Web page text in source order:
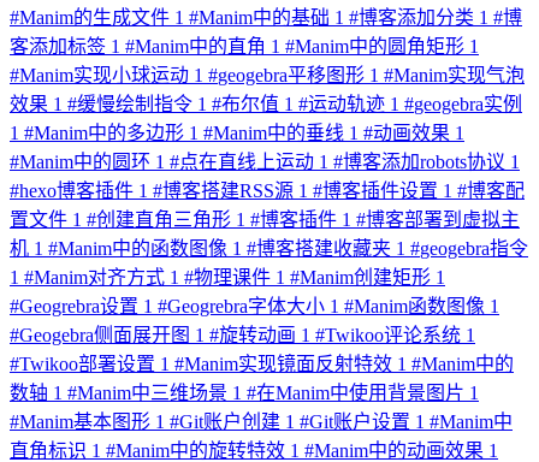
#Manim的生成文件 1 #Manim中的基础 1 #博客添加分类 1 #博
客添加标签 1 #Manim中的直角 1 #Manim中的圆角矩形 1
#Manim实现小球运动 1 #geogebra平移图形 1 #Manim实现气泡
效果 1 #缓慢绘制指令 1 #布尔值 1 #运动轨迹 1 #geogebra实例
1 #Manim中的多边形 1 #Manim中的垂线 1 #动画效果 1
#Manim中的圆环 1 #点在直线上运动 1 #博客添加robots协议 1
#hexo博客插件 1 #博客搭建RSS源 1 #博客插件设置 1 #博客配
置文件 1 #创建直角三角形 1 #博客插件 1 #博客部署到虚拟主
机 1 #Manim中的函数图像 1 #博客搭建收藏夹 1 #geogebra指令
1 #Manim对齐方式 1 #物理课件 1 #Manim创建矩形 1
#Geogrebra设置 1 #Geogrebra字体大小 1 #Manim函数图像 1
#Geogebra侧面展开图 1 #旋转动画 1 #Twikoo评论系统 1
#Twikoo部署设置 1 #Manim实现镜面反射特效 1 #Manim中的
数轴 1 #Manim中三维场景 1 #在Manim中使用背景图片 1
#Manim基本图形 1 #Git账户创建 1 #Git账户设置 1 #Manim中
直角标识 1 #Manim中的旋转特效 1 #Manim中的动画效果 1